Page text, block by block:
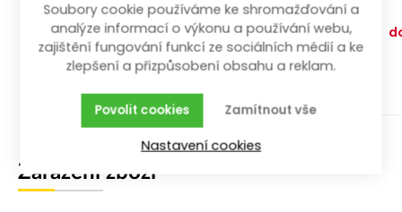
Vyprodáno. Pro informaci o
doskladnění si nastavte hlídání
zboží.
58,00Kč
Zařazení zboží
Soubory cookie používáme ke shromažďování a
analýze informací o výkonu a používání webu,
zajištění fungování funkcí ze sociálních médií a ke
zlepšení a přizpůsobení obsahu a reklam.
Zamítnout vše
Povolit cookies
Nastavení cookies